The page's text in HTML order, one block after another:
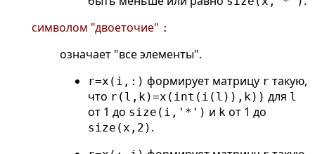
символом "двоеточие" :
означает "все элементы".
r=x(i,:) формирует матрицу r такую,
что r(l,k)=x(int(i(l)),k)) для l
от 1 до size(i,'*') и k от 1 до
size(x,2) .